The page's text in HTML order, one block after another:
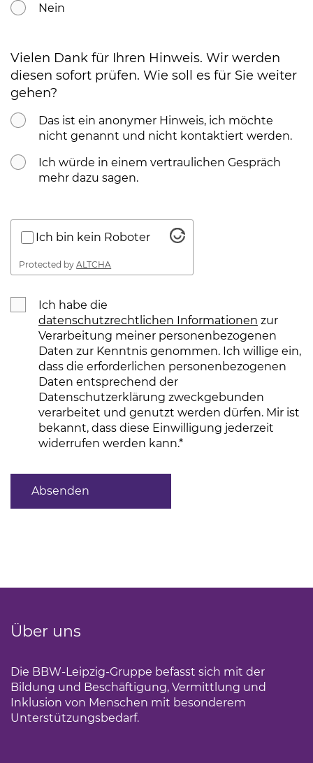
Nein
Vielen Dank für Ihren Hinweis. Wir werden
diesen sofort prüfen. Wie soll es für Sie weiter
gehen?
Das ist ein anonymer Hinweis, ich möchte
nicht genannt und nicht kontaktiert werden.
Ich würde in einem vertraulichen Gespräch
mehr dazu sagen.
Ich bin kein Roboter (Link öffnet einen
Protected byALTCHA
Ich habe die
datenschutzrechtlichen Informationen (Link
zur
Verarbeitung meiner personenbezogenen
Daten zur Kenntnis genommen. Ich willige ein,
dass die erforderlichen personenbezogenen
Daten entsprechend der
Datenschutzerklärung zweckgebunden
verarbeitet und genutzt werden dürfen. Mir ist
bekannt, dass diese Einwilligung jederzeit
widerrufen werden kann.*
Absenden
Über uns
Die BBW-Leipzig-Gruppe befasst sich mit der
Bildung und Beschäftigung, Vermittlung und
Inklusion von Menschen mit besonderem
Unterstützungsbedarf.